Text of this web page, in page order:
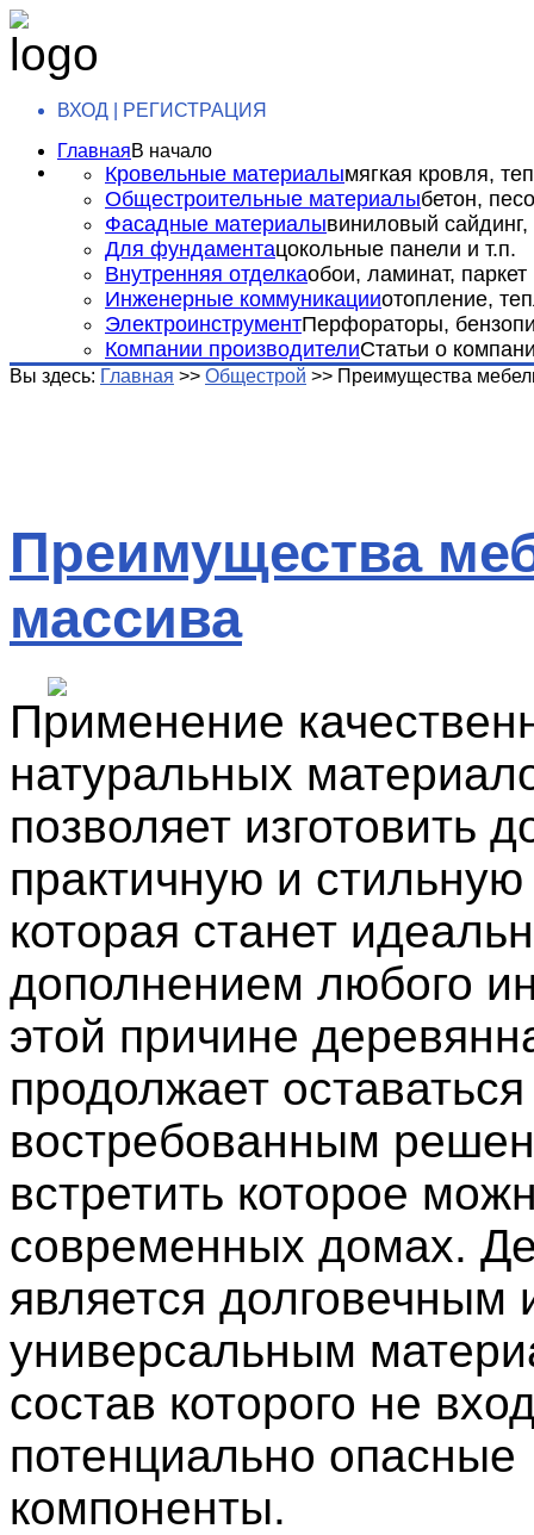
ВХОД | РЕГИСТРАЦИЯ
ГлавнаяВ начало
Кровельные материалымягкая кровля,
Общестроительные материалыбетон,
Фасадные материалывиниловый сайдинг,
Для фундаментацокольные панели и т.п.
Внутренняя отделкаобои, ламинат, паркет
Инженерные коммуникацииотопление,
ЭлектроинструментПерфораторы,
Компании производителиСтатьи о
Вы здесь: Главная >> Общестрой >> Преимущества
Преимущества
массива
Применение
натуральных
позволяет изготовить
практичную и
которая станет
дополнением любого
этой причине
продолжает оставаться
востребованным
встретить которое
современных домах.
является долговечным
универсальным
состав которого не
потенциально опасные
компоненты.